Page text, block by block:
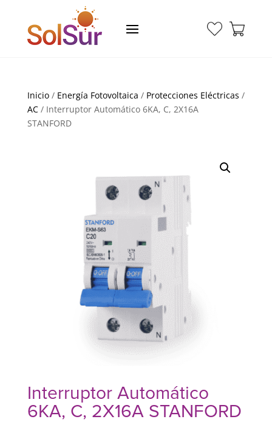
Inicio/ Energía Fotovoltaica / Protecciones Eléctricas /
AC/ Interruptor Automático 6KA, C, 2X16A
STANFORD
Interruptor Automático
6KA, C, 2X16A STANFORD